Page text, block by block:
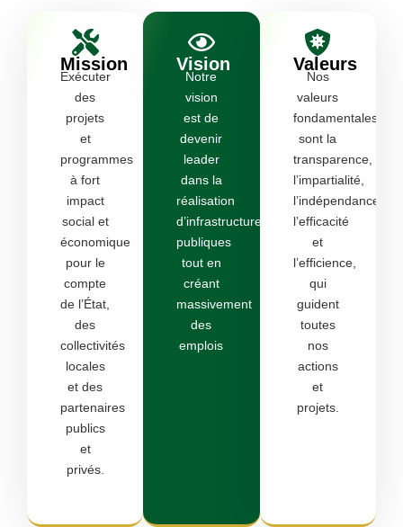
Mission
Exécuter
des
projets
et
programmes
à fort
impact
social et
économique
pour le
compte
de l’État,
des
collectivités
locales
et des
partenaires
publics
et
privés.
Vision
Notre
vision
est de
devenir
leader
dans la
réalisation
d’infrastructures
publiques
tout en
créant
massivement
des
emplois
Valeurs
Nos
valeurs
fondamentales
sont la
transparence,
l’impartialité,
l’indépendance,
l’efficacité
et
l’efficience,
qui
guident
toutes
nos
actions
et
projets.